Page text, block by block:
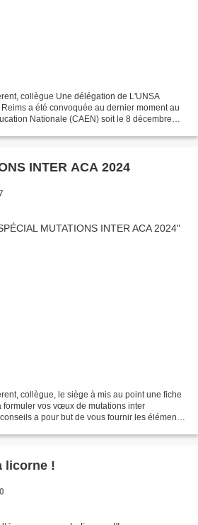
collègue Une délégation de L'UNSA
a été convoquée au dernier moment au
Nationale (CAEN) soit le 8 décembre
INTER ACA 2024
collègue, le siège à mis au point une fiche
formuler vos vœux de mutations inter
a pour but de vous fournir les éléments
licorne !